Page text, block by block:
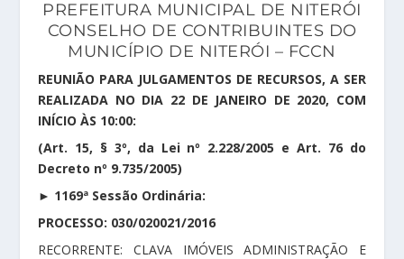
PREFEITURA MUNICIPAL DE NITERÓI
CONSELHO DE CONTRIBUINTES DO
MUNICÍPIO DE NITERÓI – FCCN
REUNIÃO PARA JULGAMENTOS DE RECURSOS, A SER
REALIZADA NO DIA 22 DE JANEIRO DE 2020, COM
INÍCIO ÀS 10:00:
(Art. 15, § 3º, da Lei nº 2.228/2005 e Art. 76 do
Decreto nº 9.735/2005)
► 1169ª Sessão Ordinária:
PROCESSO: 030/020021/2016
RECORRENTE: CLAVA IMÓVEIS ADMINISTRAÇÃO E